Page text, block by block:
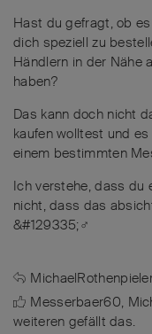
Hast du gefragt, ob
dich speziell zu
Händlern in der Nähe
haben?
Das kann doch nicht
kaufen wolltest und
einem bestimmten
Ich verstehe, dass du
nicht, dass das
&#129335;‍♂️
Messerbaer60,
weiteren gefällt das.